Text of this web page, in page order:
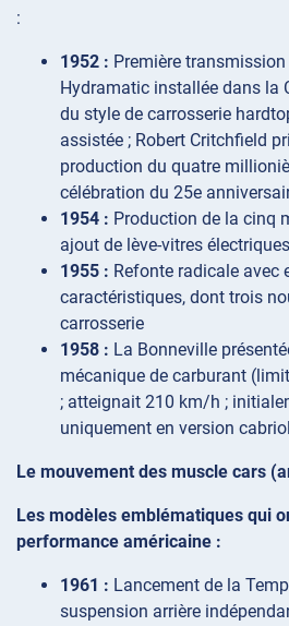
:
1952 : Première
Hydramatic installée dans la
du style de carrosserie
assistée ; Robert Critchfield
production du quatre
célébration du 25e
1954 : Production de la cinq
ajout de lève-vitres
1955 : Refonte radicale avec
caractéristiques, dont trois
carrosserie
1958 : La Bonneville
mécanique de carburant
; atteignait 210 km/h ;
uniquement en version
Le mouvement des muscle cars
Les modèles emblématiques qui
performance américaine :
1961 : Lancement de la
suspension arrière